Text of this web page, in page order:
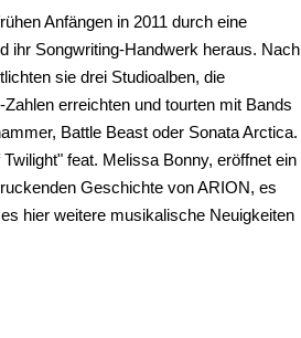
Anfängen in 2011 durch eine
ihr Songwriting-Handwerk heraus. Nach
sie drei Studioalben, die
erreichten und tourten mit Bands
Battle Beast oder Sonata Arctica.
feat. Melissa Bonny, eröffnet ein
Geschichte von ARION, es
hier weitere musikalische Neuigkeiten